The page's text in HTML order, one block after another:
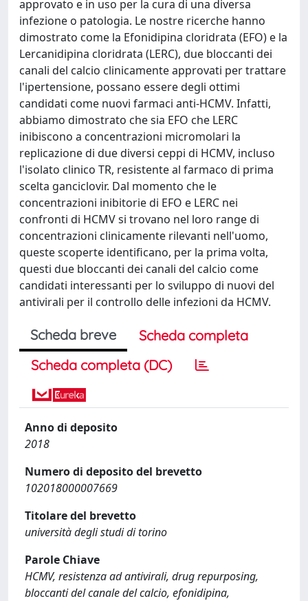
approvato e in uso per la cura di una diversa
infezione o patologia. Le nostre ricerche hanno
dimostrato come la Efonidipina cloridrata (EFO) e la
Lercanidipina cloridrata (LERC), due bloccanti dei
canali del calcio clinicamente approvati per trattare
l'ipertensione, possano essere degli ottimi
candidati come nuovi farmaci anti-HCMV. Infatti,
abbiamo dimostrato che sia EFO che LERC
inibiscono a concentrazioni micromolari la
replicazione di due diversi ceppi di HCMV, incluso
l'isolato clinico TR, resistente al farmaco di prima
scelta ganciclovir. Dal momento che le
concentrazioni inibitorie di EFO e LERC nei
confronti di HCMV si trovano nel loro range di
concentrazioni clinicamente rilevanti nell'uomo,
queste scoperte identificano, per la prima volta,
questi due bloccanti dei canali del calcio come
candidati interessanti per lo sviluppo di nuovi del
antivirali per il controllo delle infezioni da HCMV.
Scheda breve
Scheda completa
Scheda completa (DC)
Anno di deposito
2018
Numero di deposito del brevetto
102018000007669
Titolare del brevetto
università degli studi di torino
Parole Chiave
HCMV, resistenza ad antivirali, drug repurposing,
bloccanti del canale del calcio, efonidipina,